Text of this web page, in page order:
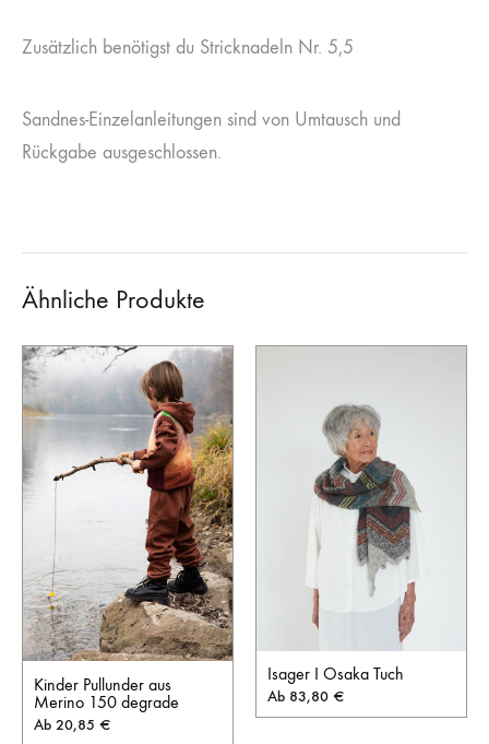
Zusätzlich benötigst du Stricknadeln Nr. 5,5
Sandnes-Einzelanleitungen sind von Umtausch und
Rückgabe ausgeschlossen.
Ähnliche Produkte
Kinder Pullunder aus
Merino 150 degrade
Ab 20,85 €
Isager I Osaka Tuch
Ab 83,80 €